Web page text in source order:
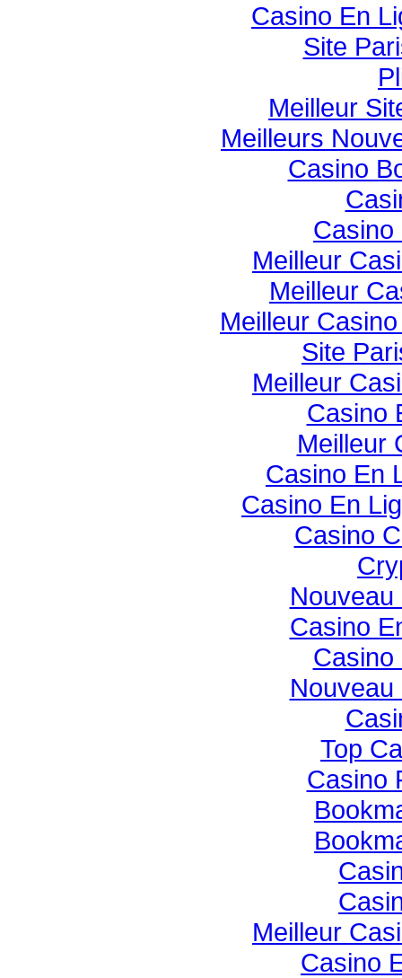
Casino En
Site
Meilleur
Meilleurs
Casino
Casino
Meilleur
Meilleur
Meilleur
Site
Meilleur
Casino
Meilleur
Casino En
Casino En
Casino
Casino
Casino
Top
Casino
Meilleur
Casino